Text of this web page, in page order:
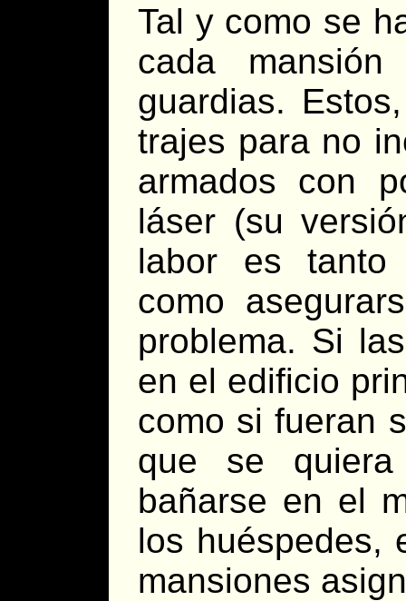
Tal y como se
cada
guardias.
trajes para no
armados con
láser (su
labor es tanto
como
problema. Si
en el edificio
como si fueran
que se
bañarse en el
los huéspedes,
mansiones